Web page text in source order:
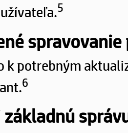
5
k potrebným
6